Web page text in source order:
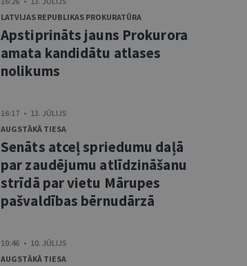
LATVIJAS REPUBLIKAS PROKURATŪRA
Apstiprināts jauns Prokurora
amata kandidātu atlases
nolikums
16:17 • 13. JŪLIJS
AUGSTĀKĀ TIESA
Senāts atceļ spriedumu daļā
par zaudējumu atlīdzināšanu
strīdā par vietu Mārupes
pašvaldības bērnudārzā
10:46 • 10. JŪLIJS
AUGSTĀKĀ TIESA